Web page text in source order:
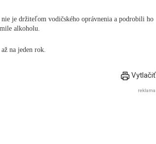
je držiteľom vodičského oprávnenia a podrobili ho
alkoholu.
na jeden rok.
Vytlačiť
reklama